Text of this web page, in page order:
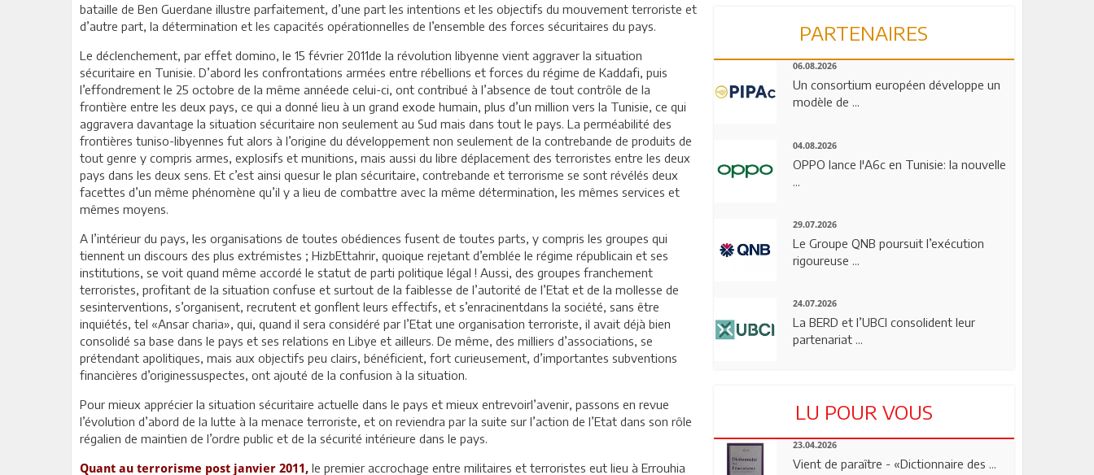
bataille de Ben Guerdane illustre parfaitement, d’une part les intentions et les objectifs du mouvement terroriste et
d’autre part, la détermination et les capacités opérationnelles de l’ensemble des forces sécuritaires du pays.
Le déclenchement, par effet domino, le 15 février 2011de la révolution libyenne vient aggraver la situation
sécuritaire en Tunisie. D’abord les confrontations armées entre rébellions et forces du régime de Kaddafi, puis
l’effondrement le 25 octobre de la même annéede celui-ci, ont contribué à l’absence de tout contrôle de la
frontière entre les deux pays, ce qui a donné lieu à un grand exode humain, plus d’un million vers la Tunisie, ce qui
aggravera davantage la situation sécuritaire non seulement au Sud mais dans tout le pays. La perméabilité des
frontières tuniso-libyennes fut alors à l’origine du développement non seulement de la contrebande de produits de
tout genre y compris armes, explosifs et munitions, mais aussi du libre déplacement des terroristes entre les deux
pays dans les deux sens. Et c’est ainsi quesur le plan sécuritaire, contrebande et terrorisme se sont révélés deux
facettes d’un même phénomène qu’il y a lieu de combattre avec la même détermination, les mêmes services et
mêmes moyens.
A l’intérieur du pays, les organisations de toutes obédiences fusent de toutes parts, y compris les groupes qui
tiennent un discours des plus extrémistes ; HizbEttahrir, quoique rejetant d’emblée le régime républicain et ses
institutions, se voit quand même accordé le statut de parti politique légal ! Aussi, des groupes franchement
terroristes, profitant de la situation confuse et surtout de la faiblesse de l’autorité de l’Etat et de la mollesse de
sesinterventions, s’organisent, recrutent et gonflent leurs effectifs, et s’enracinentdans la société, sans être
inquiétés, tel «Ansar charia», qui, quand il sera considéré par l’Etat une organisation terroriste, il avait déjà bien
consolidé sa base dans le pays et ses relations en Libye et ailleurs. De même, des milliers d’associations, se
prétendant apolitiques, mais aux objectifs peu clairs, bénéficient, fort curieusement, d’importantes subventions
financières d’originessuspectes, ont ajouté de la confusion à la situation.
Pour mieux apprécier la situation sécuritaire actuelle dans le pays et mieux entrevoirl’avenir, passons en revue
l’évolution d’abord de la lutte à la menace terroriste, et on reviendra par la suite sur l’action de l’Etat dans son rôle
régalien de maintien de l’ordre public et de la sécurité intérieure dans le pays.
Quant au terrorisme post janvier 2011, le premier accrochage entre militaires et terroristes eut lieu à Errouhia
PARTENAIRES
06.08.2026
Un consortium européen développe un
modèle de ...
04.08.2026
OPPO lance l'A6c en Tunisie: la nouvelle
29.07.2026
Le Groupe QNB poursuit l’exécution
rigoureuse ...
24.07.2026
La BERD et l’UBCI consolident leur
partenariat ...
LU POUR VOUS
23.04.2026
Vient de paraître - «Dictionnaire des ...